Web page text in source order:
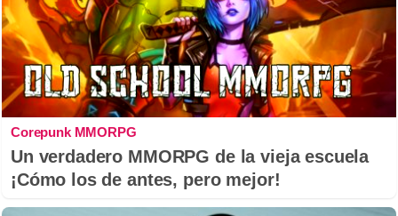
Corepunk MMORPG
Un verdadero MMORPG de la vieja escuela
¡Cómo los de antes, pero mejor!